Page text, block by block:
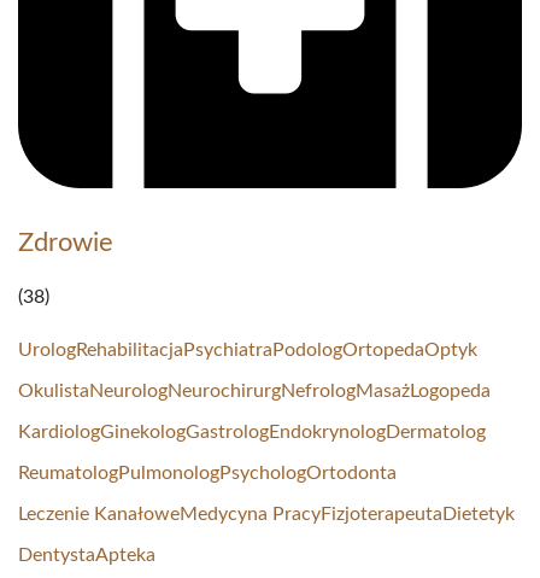
Zdrowie
(38)
UrologRehabilitacja Psychiatra PodologOrtopedaOptyk
OkulistaNeurologNeurochirurgNefrologMasażLogopeda
KardiologGinekologGastrologEndokrynologDermatolog
ReumatologPulmonologPsychologOrtodonta
Leczenie KanałoweMedycyna PracyFizjoterapeuta Dietetyk
DentystaApteka